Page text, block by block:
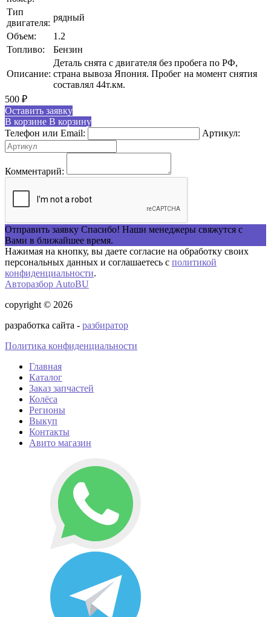
Тип
двигателя:
рядный
Объем:
1.2
Топливо:
Бензин
Описание:
Деталь снята с двигателя без пробега по РФ,
страна вывоза Япония. Пробег на момент снятия
составлял 44т.км.
500 ₽
Оставить заявку
В корзине В корзину
Телефон или Email:
Артикул:
Комментарий:
Отправить заявку Спасибо! Наши менеджеры свяжутся с
Вами в ближайшее время.
Нажимая на кнопку, вы даете согласие на обработку своих
персональных данных и соглашаетесь с политикой
конфиденциальности.
Авторазбор AutoBU
copyright © 2026
разработка сайта - разбиратор
Политика конфиденциальности
Главная
Каталог
Заказ запчастей
Колёса
Регионы
Выкуп
Контакты
Авито магазин